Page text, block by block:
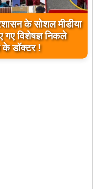
के सोशल मीडीया
विशेषज्ञ निकले
के डॉक्टर !